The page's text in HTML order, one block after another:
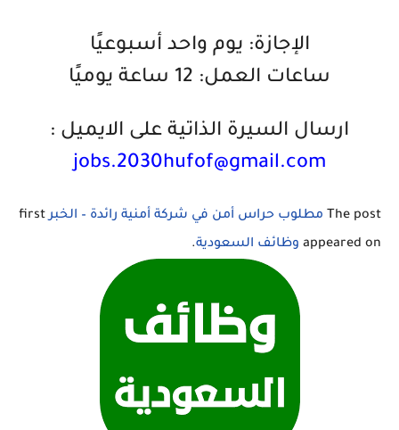
الإجازة: يوم واحد أسبوعيًا
ساعات العمل: 12 ساعة يوميًا
ارسال السيرة الذاتية على الايميل :
jobs.2030hufof@gmail.com
The post مطلوب حراس أمن في شركة أمنية رائدة – الخبر first
appeared on وظائف السعودية.